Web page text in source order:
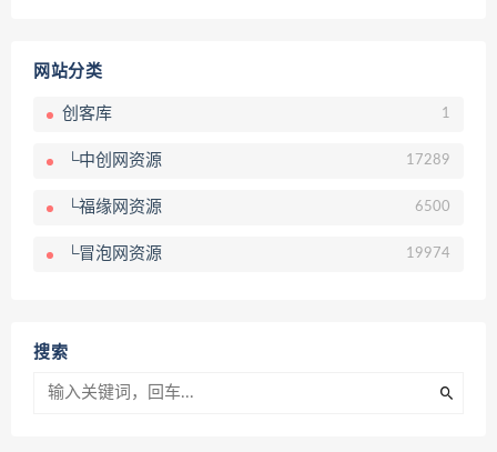
网站分类
创客库 1
└中创网资源 17289
└福缘网资源 6500
└冒泡网资源 19974
搜索